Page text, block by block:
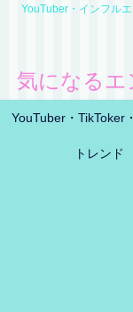
YouTuber・インフル
気になるエ
YouTuber・TikToker
トレンド